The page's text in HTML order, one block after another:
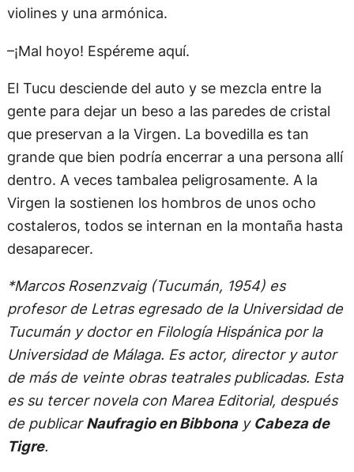
violines y una armónica.
–¡Mal hoyo! Espéreme aquí.
El Tucu desciende del auto y se mezcla entre la
gente para dejar un beso a las paredes de cristal
que preservan a la Virgen. La bovedilla es tan
grande que bien podría encerrar a una persona allí
dentro. A veces tambalea peligrosamente. A la
Virgen la sostienen los hombros de unos ocho
costaleros, todos se internan en la montaña hasta
desaparecer.
*Marcos Rosenzvaig (Tucumán, 1954) es
profesor de Letras egresado de la Universidad de
Tucumán y doctor en Filología Hispánica por la
Universidad de Málaga. Es actor, director y autor
de más de veinte obras teatrales publicadas. Esta
es su tercer novela con Marea Editorial, después
de publicarNaufragio en Bibbonay Cabeza de
Tigre.